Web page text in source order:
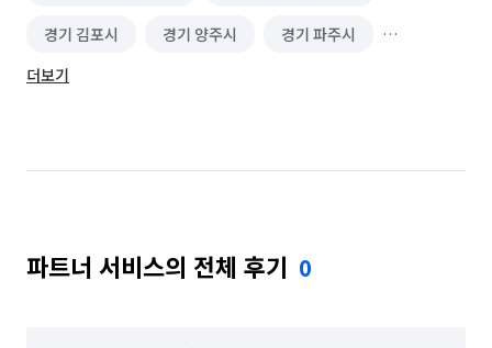
경기 김포시 경기 양주시 경기 파주시
서울 강서구
서울 용산구 서울 은평구 서울 종로구
경기 부천시 오정구
더보기
파트너 서비스의 전체 후기 0